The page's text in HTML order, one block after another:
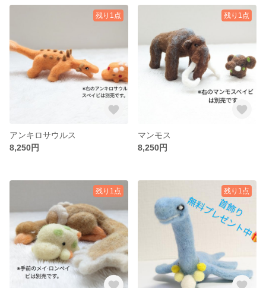
残り1点
アンキロサウルス
8,250円
残り1点
マンモス
8,250円
残り1点 残り1点